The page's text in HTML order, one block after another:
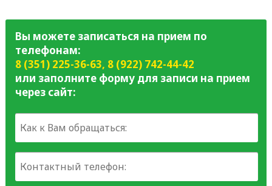
Вы можете записаться на прием по
телефонам:
8 (351) 225-36-63, 8 (922) 742-44-42
или заполните форму для записи на прием
через сайт: